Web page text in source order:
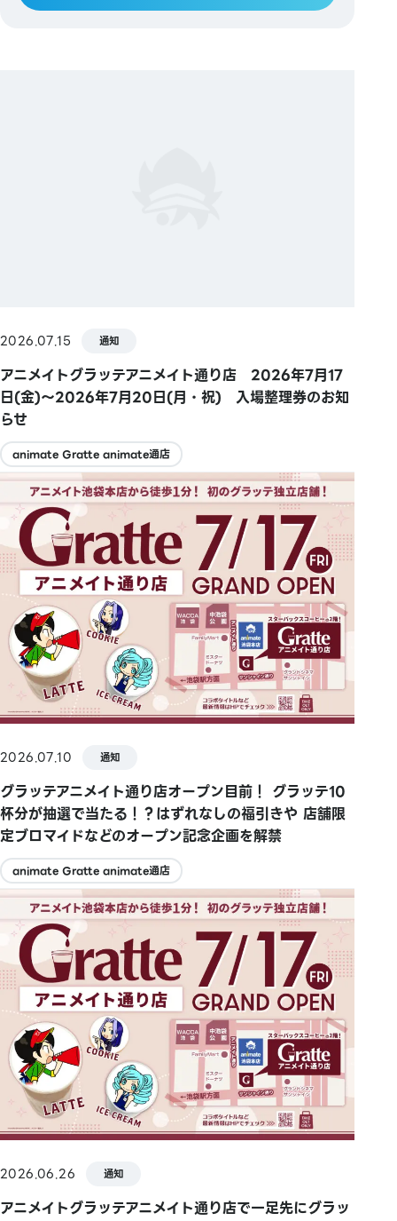
2026.07.15 通知
アニメイトグラッテアニメイト通り店 2026年7月17
日(金)～2026年7月20日(月・祝) 入場整理券のお知
らせ
animate Gratte animate通店
2026.07.10 通知
グラッテアニメイト通り店オープン目前！ グラッテ10
杯分が抽選で当たる！？はずれなしの福引きや 店舗限
定ブロマイドなどのオープン記念企画を解禁
animate Gratte animate通店
2026.06.26 通知
アニメイトグラッテアニメイト通り店で一足先にグラッ